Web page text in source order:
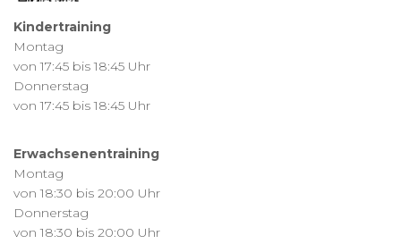
Kindertraining
Montag
von 17:45 bis 18:45 Uhr
Donnerstag
von 17:45 bis 18:45 Uhr
Erwachsenentraining
Montag
von 18:30 bis 20:00 Uhr
Donnerstag
von 18:30 bis 20:00 Uhr